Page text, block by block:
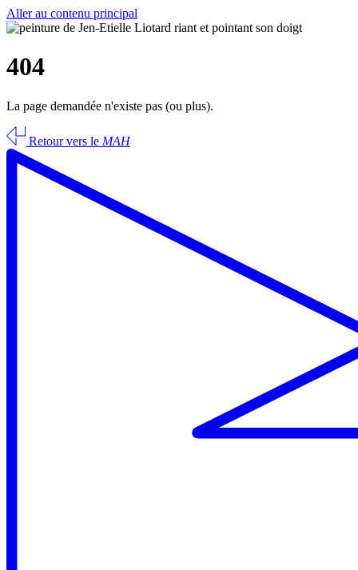
Aller au contenu principal
404
La page demandée n'existe pas (ou plus).
Retour vers le MAH